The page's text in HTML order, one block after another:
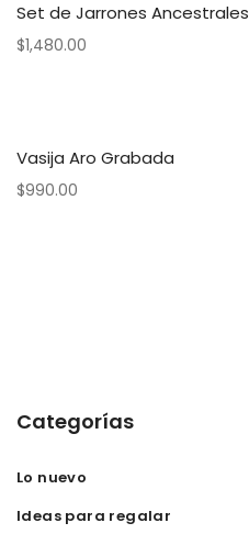
Set de Jarrones Ancestrales
$1,480.00
Vasija Aro Grabada
$990.00
Categorías
Lo nuevo
Ideas para regalar